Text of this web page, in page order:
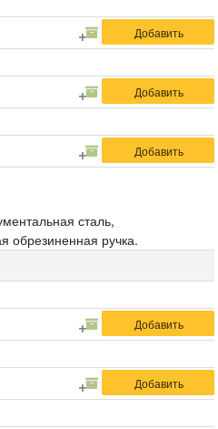
сталь,
обрезиненная ручка.